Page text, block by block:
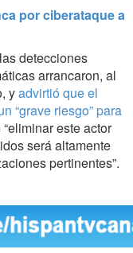
por ciberataque a
detecciones
arrancaron, al
yadvirtió que el
“grave riesgo” para
este actor
será altamente
pertinentes”.